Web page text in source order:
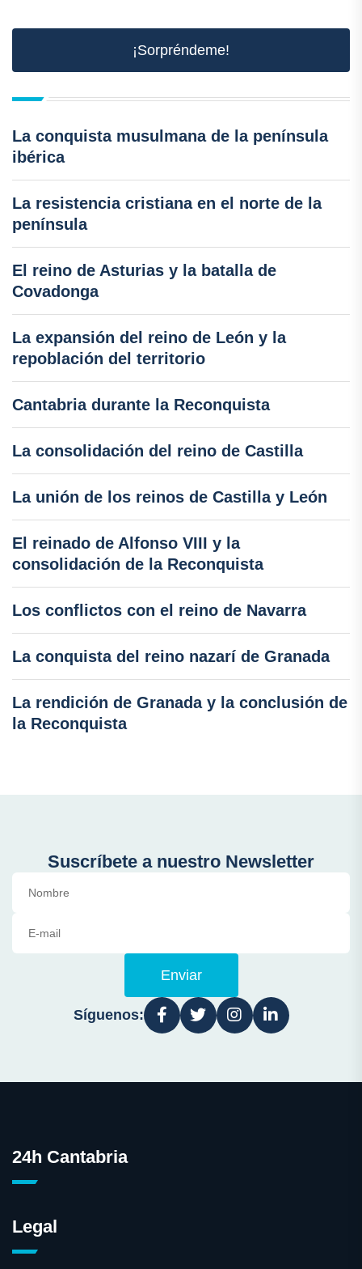
¡Sorpréndeme!
La conquista musulmana de la península
ibérica
La resistencia cristiana en el norte de la
península
El reino de Asturias y la batalla de
Covadonga
La expansión del reino de León y la
repoblación del territorio
Cantabria durante la Reconquista
La consolidación del reino de Castilla
La unión de los reinos de Castilla y León
El reinado de Alfonso VIII y la
consolidación de la Reconquista
Los conflictos con el reino de Navarra
La conquista del reino nazarí de Granada
La rendición de Granada y la conclusión de
la Reconquista
Suscríbete a nuestro Newsletter
Enviar
Síguenos:
24h Cantabria
Legal